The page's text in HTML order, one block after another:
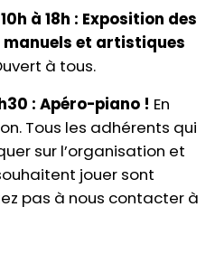
à 18h : Exposition des
et artistiques
à tous.
: Apéro-piano ! En
Tous les adhérents qui
sur l’organisation et
jouer sont
pas à nous contacter à